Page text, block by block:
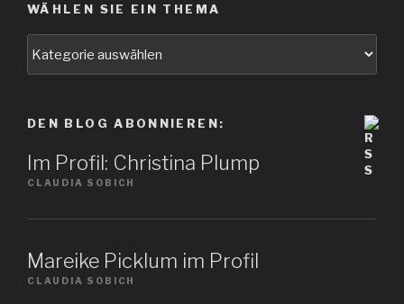
WÄHLEN SIE EIN THEMA
DEN BLOG ABONNIEREN:
Im Profil: Christina Plump
CLAUDIA SOBICH
Mareike Picklum im Profil
CLAUDIA SOBICH